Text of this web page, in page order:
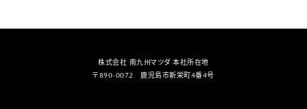
株式会社 南九州マツダ 本社所在地
〒890-0072 鹿児島市新栄町4番4号